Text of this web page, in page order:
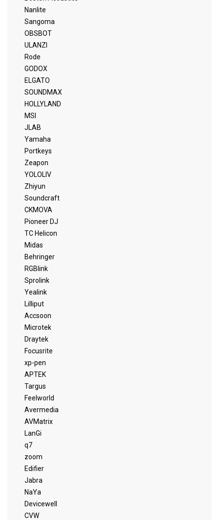
Nanlite
Sangoma
OBSBOT
ULANZI
Rode
GODOX
ELGATO
SOUNDMAX
HOLLYLAND
MSI
JLAB
Yamaha
Portkeys
Zeapon
YOLOLIV
Zhiyun
Soundcraft
CKMOVA
Pioneer DJ
TC Helicon
Midas
Behringer
RGBlink
Sprolink
Yealink
Lilliput
Accsoon
Microtek
Draytek
Focusrite
xp-pen
APTEK
Targus
Feelworld
Avermedia
AVMatrix
LanGi
q7
zoom
Edifier
Jabra
NaYa
Devicewell
CVW